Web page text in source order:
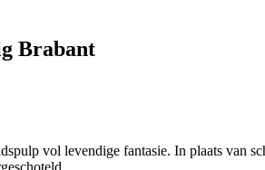
Brabant
vol levendige fantasie. In plaats van